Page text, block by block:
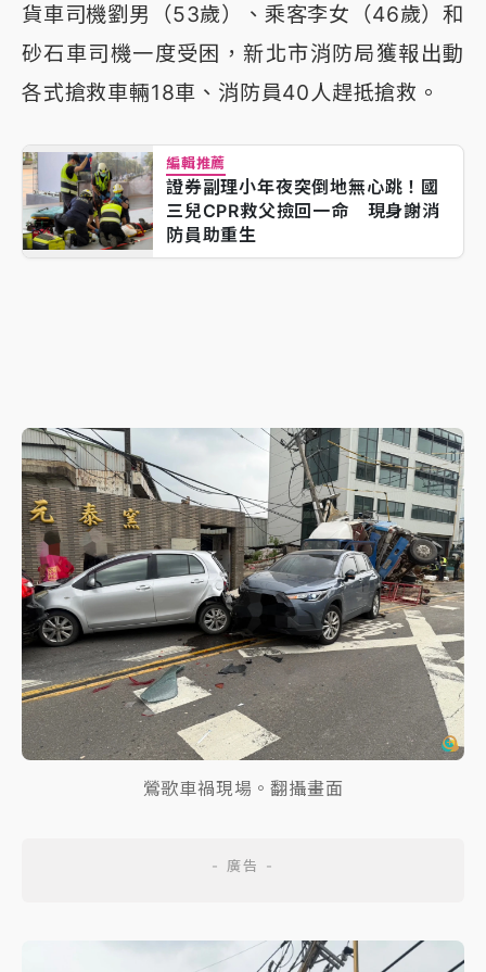
貨車司機劉男（53歲）、乘客李女（46歲）和
砂石車司機一度受困，新北市消防局獲報出動
各式搶救車輛18車、消防員40人趕抵搶救。
編輯推薦
證券副理小年夜突倒地無心跳！國
三兒CPR救父撿回一命 現身謝消
防員助重生
鶯歌車禍現場。翻攝畫面